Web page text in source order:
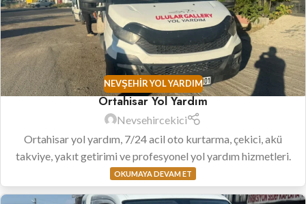
NEVŞEHIR YOL YARDIM
Ortahisar Yol Yardım
Nevsehircekici
Ortahisar yol yardım, 7/24 acil oto kurtarma, çekici, akü
takviye, yakıt getirimi ve profesyonel yol yardım hizmetleri.
OKUMAYA DEVAM ET